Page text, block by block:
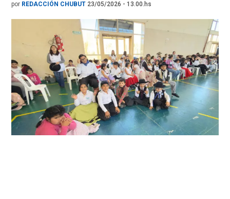
por REDACCIÓN CHUBUT 23/05/2026 - 13.00.hs